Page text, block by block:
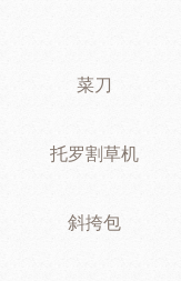
菜刀
托罗割草机
斜挎包